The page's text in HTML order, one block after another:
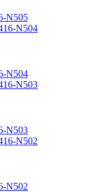
N505
N504
N503
N502